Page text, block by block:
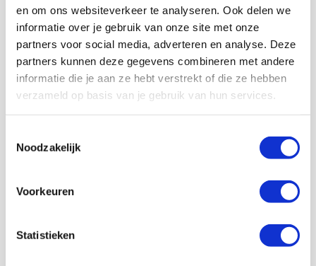
en om ons websiteverkeer te analyseren. Ook delen we
informatie over je gebruik van onze site met onze
partners voor social media, adverteren en analyse. Deze
partners kunnen deze gegevens combineren met andere
informatie die je aan ze hebt verstrekt of die ze hebben
verzameld op basis van je gebruik van hun services.
Noodzakelijk
Voorkeuren
Statistieken
Met meer dan 150.000 Ajacieden
staan wij achter Ajax!
Volg ons ook op social
volgers
9,6K
volgers